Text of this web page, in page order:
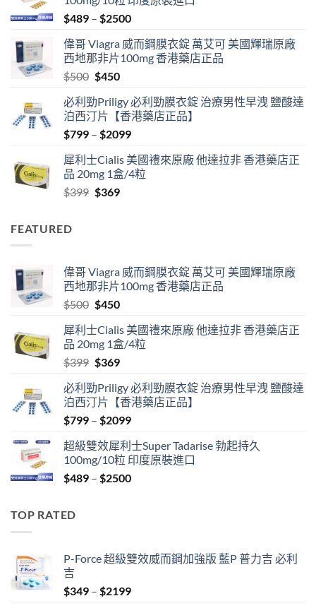
$489 – $2500Price
$489
through
偉哥 Viagra 威而鋼膜衣錠 萬艾可 美國輝瑞原廠
西地那非片100mg 香港藥店正品
$500 Original
was:
$500.
$450Current
is:
$450.
必利勁Priligy 必利勁膜衣錠 治療男性早洩 鹽酸達
泊西汀片【香港藥店正品】
$799 – $2099Price
$799
through
犀利士Cialis 美國禮來原廠 他達拉非 香港藥店正
品 20mg 1盒/4粒
$399 Original
$369Current
FEATURED
偉哥 Viagra 威而鋼膜衣錠 萬艾可 美國輝瑞原廠
西地那非片100mg 香港藥店正品
$500 Original
was:
$500.
$450Current
is:
$450.
犀利士Cialis 美國禮來原廠 他達拉非 香港藥店正
品 20mg 1盒/4粒
$399 Original
was:
$399.
$369Current
is:
$369.
必利勁Priligy 必利勁膜衣錠 治療男性早洩 鹽酸達
泊西汀片【香港藥店正品】
$799 – $2099Price
$799
through
$2099
超級雙效犀利士Super Tadarise 勃起持久
100mg/10粒 印度原裝進口
$489 – $2500Price
TOP RATED
P-Force 超級雙效威而鋼加強版 藍P 普力吉 必利
吉
$349 – $2199Price